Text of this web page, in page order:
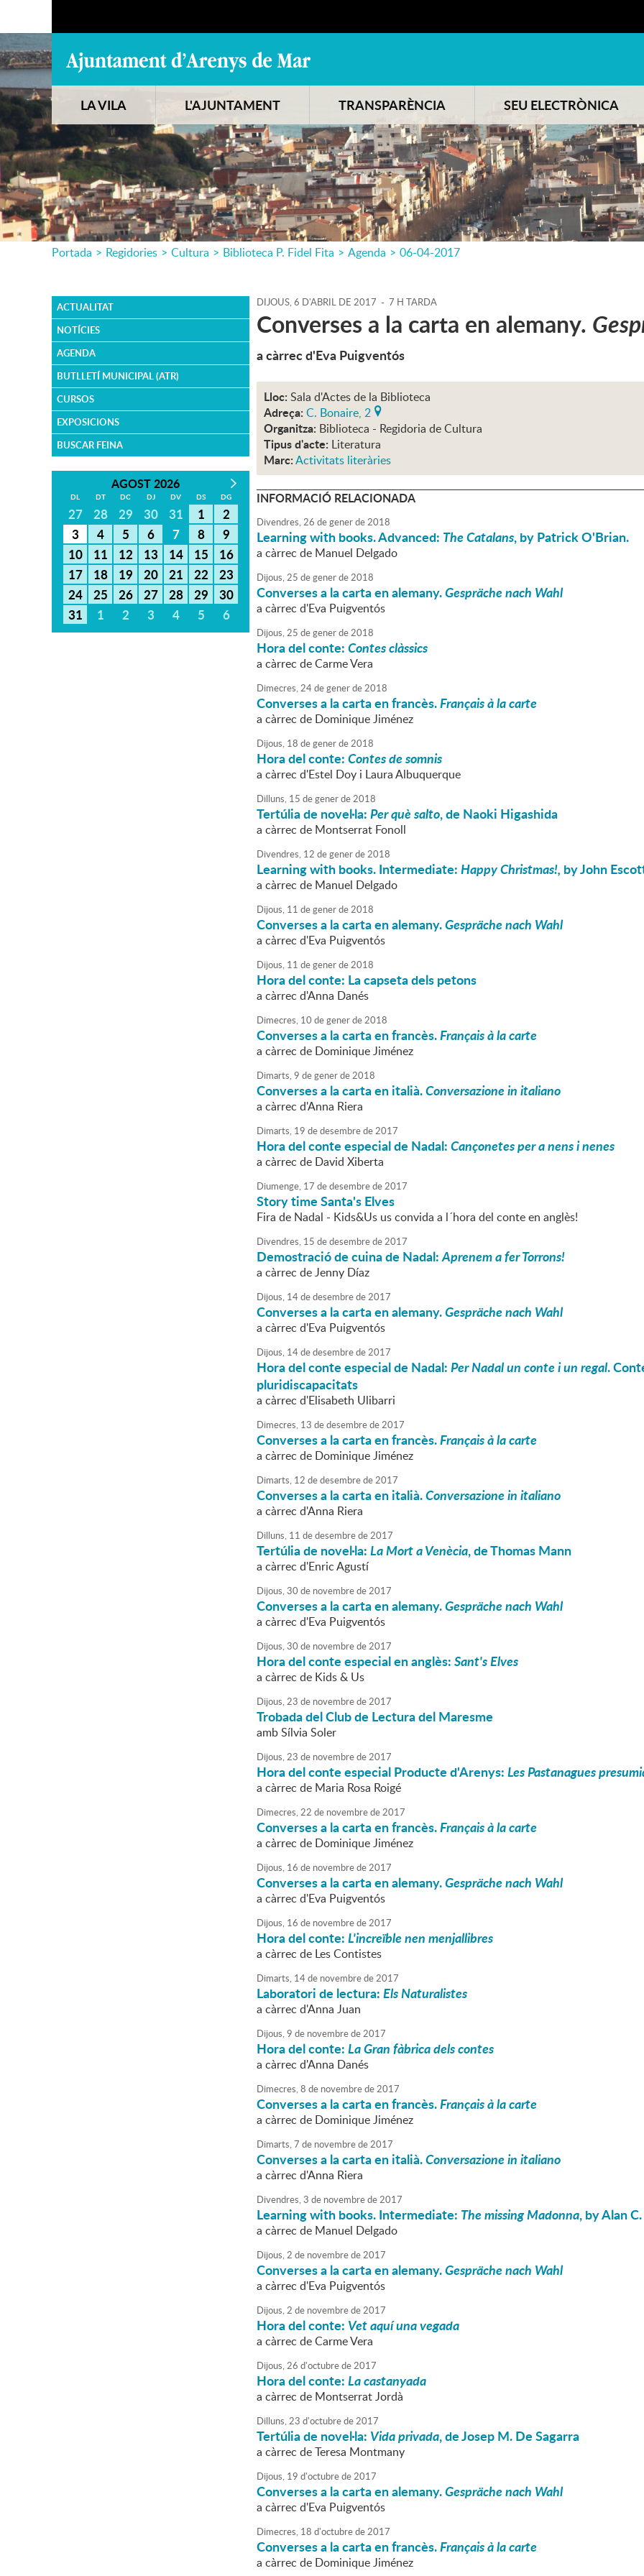
LA VILA L'AJUNTAMENT TRANSPARÈNCIA SEU ELECTRÒNICA
Portada > Regidories > Cultura > Biblioteca P. Fidel Fita > Agenda > 06-04-2017
ACTUALITAT
NOTÍCIES
AGENDA
BUTLLETÍ MUNICIPAL (ATR)
CURSOS
EXPOSICIONS
BUSCAR FEINA
AGOST 2026
DL DT DC DJ DV DS DG
27 28 29 30 31 1
2
3
4 5 6 7 8
9
10
11 12 13 14 15
16
17
18 19 20 21 22
23
24
25 26 27 28 29
30
31
1 2 3 4 5 6
DIJOUS,6 D'ABRIL DE 2017 - 7 H TARDA
Converses a la carta en alemany.
a càrrec d'Eva Puigventós
Lloc: Sala d'Actes de la Biblioteca
Adreça: C. Bonaire, 2
Organitza: Biblioteca - Regidoria de Cultura
Tipus d'acte: Literatura
Marc:Activitats literàries
INFORMACIÓ RELACIONADA
Divendres,26 degenerde2018
Learning with books. Advanced: The Catalans, by Patrick O'Brian.
a càrrec de Manuel Delgado
Dijous,25 degenerde2018
Converses a la carta en alemany.Gespräche nach Wahl
a càrrec d'Eva Puigventós
Dijous,25 degenerde2018
Hora del conte:Contes clàssics
a càrrec de Carme Vera
Dimecres,24degenerde2018
Converses a la carta en francès.Français à la carte
a càrrec de Dominique Jiménez
Dijous, 18 degenerde2018
Hora del conte:Contes de somnis
a càrrec d'Estel Doy i Laura Albuquerque
Dilluns, 15 degenerde2018
Tertúlia de novel·la:Per què salto, de Naoki Higashida
a càrrec de Montserrat Fonoll
Divendres, 12 degenerde2018
Learning with books. Intermediate:Happy Christmas!, by John
a càrrec de Manuel Delgado
Dijous, 11 degenerde2018
Converses a la carta en alemany.Gespräche nach Wahl
a càrrec d'Eva Puigventós
Dijous, 11 degenerde2018
Hora del conte: La capseta dels petons
a càrrec d'Anna Danés
Dimecres, 10 degenerde2018
Converses a la carta en francès.Français à la carte
a càrrec de Dominique Jiménez
Dimarts,9 degenerde2018
Converses a la carta en italià.Conversazione in italiano
a càrrec d'Anna Riera
Dimarts, 19 dedesembrede2017
Hora del conte especial de Nadal:Cançonetes per a nens i nenes
a càrrec de David Xiberta
Diumenge, 17 dedesembrede2017
Story time Santa's Elves
Fira de Nadal - Kids&Us us convida a l´hora del conte en anglès!
Divendres, 15 dedesembrede2017
Demostració de cuina de Nadal:Aprenem a fer Torrons!
a càrrec de Jenny Díaz
Dijous, 14dedesembrede2017
Converses a la carta en alemany.Gespräche nach Wahl
a càrrec d'Eva Puigventós
Dijous, 14dedesembrede2017
Hora del conte especial de Nadal:Per Nadal un conte i un regal.
pluridiscapacitats
a càrrec d'Elisabeth Ulibarri
Dimecres, 13 dedesembrede2017
Converses a la carta en francès.Français à la carte
a càrrec de Dominique Jiménez
Dimarts, 12 dedesembrede2017
Converses a la carta en italià.Conversazione in italiano
a càrrec d'Anna Riera
Dilluns, 11 dedesembrede2017
Tertúlia de novel·la:La Mort a Venècia, de Thomas Mann
a càrrec d'Enric Agustí
Dijous,30 de novembrede2017
Converses a la carta en alemany.Gespräche nach Wahl
a càrrec d'Eva Puigventós
Dijous,30 de novembrede2017
Hora del conte especial en anglès:Sant's Elves
a càrrec de Kids & Us
Dijous,23 de novembrede2017
Trobada del Club de Lectura del Maresme
amb Sílvia Soler
Dijous,23 de novembrede2017
Hora del conte especial Producte d'Arenys:Les Pastanagues
a càrrec de Maria Rosa Roigé
Dimecres,22 de novembrede2017
Converses a la carta en francès.Français à la carte
a càrrec de Dominique Jiménez
Dijous, 16 de novembrede2017
Converses a la carta en alemany.Gespräche nach Wahl
a càrrec d'Eva Puigventós
Dijous, 16 de novembrede2017
Hora del conte:L'increïble nen menjallibres
a càrrec de Les Contistes
Dimarts, 14de novembrede2017
Laboratori de lectura:Els Naturalistes
a càrrec d'Anna Juan
Dijous,9 de novembrede2017
Hora del conte:La Gran fàbrica dels contes
a càrrec d'Anna Danés
Dimecres,8 de novembrede2017
Converses a la carta en francès.Français à la carte
a càrrec de Dominique Jiménez
Dimarts,7 de novembrede2017
Converses a la carta en italià.Conversazione in italiano
a càrrec d'Anna Riera
Divendres,3 de novembrede2017
Learning with books. Intermediate: The missing Madonna, by Alan
a càrrec de Manuel Delgado
Dijous,2 de novembrede2017
Converses a la carta en alemany.Gespräche nach Wahl
a càrrec d'Eva Puigventós
Dijous,2 de novembrede2017
Hora del conte: Vet aquí una vegada
a càrrec de Carme Vera
Dijous,26 d'octubrede2017
Hora del conte:La castanyada
a càrrec de Montserrat Jordà
Dilluns,23 d'octubrede2017
Tertúlia de novel·la: Vida privada, de Josep M. De Sagarra
a càrrec de Teresa Montmany
Dijous, 19 d'octubrede2017
Converses a la carta en alemany.Gespräche nach Wahl
a càrrec d'Eva Puigventós
Dimecres, 18 d'octubrede2017
Converses a la carta en francès.Français à la carte
a càrrec de Dominique Jiménez